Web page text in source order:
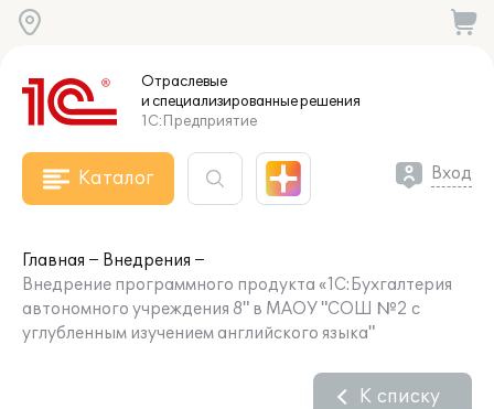
Отраслевые
и специализированныерешения
1С:Предприятие
Каталог Вход
Главная
Внедрения
Внедрение программного продукта «1С:Бухгалтерия
автономного учреждения 8" в МАОУ "СОШ №2 с
углубленным изучением английского языка"
К списку